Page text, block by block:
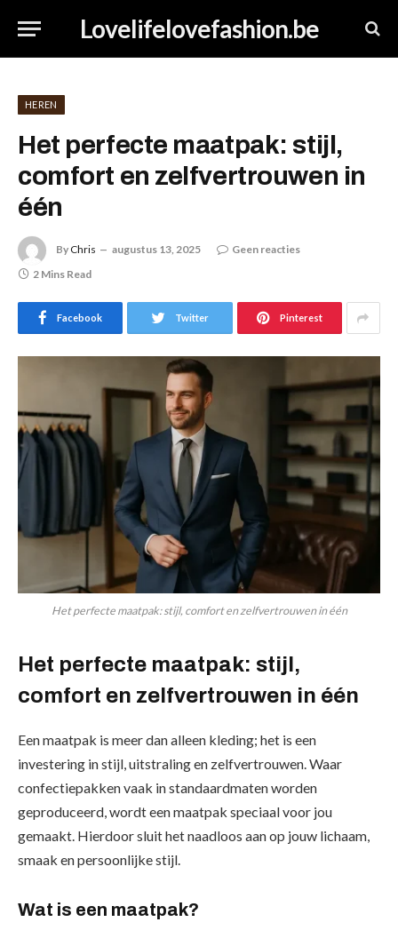
Lovelifelovefashion.be
HEREN
Het perfecte maatpak: stijl,
comfort en zelfvertrouwen in
één
By Chris augustus 13, 2025
Geen reacties
2 Mins Read
Facebook Twitter Pinterest
Het perfecte maatpak: stijl, comfort en zelfvertrouwen in één
Het perfecte maatpak: stijl,
comfort en zelfvertrouwen in één
Eenmaatpak is meer dan alleen kleding; het is een
investering in stijl, uitstraling en zelfvertrouwen. Waar
confectiepakken vaak in standaardmaten worden
geproduceerd, wordt een maatpak speciaal voor jou
gemaakt. Hierdoor sluit het naadloos aan op jouw lichaam,
smaak en persoonlijke stijl.
Wat is een maatpak?